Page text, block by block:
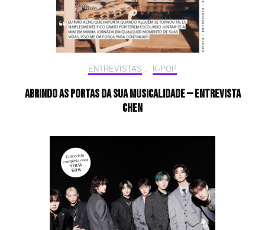
ENTREVISTAS , K-POP
Abrindo as portas da sua musicalidade — Entrevista
CHEN